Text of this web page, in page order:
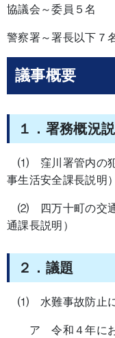
協議会～委員５名
警察署～署長以下７
議事概要
１．署務概況
⑴ 窪川署管内の犯
事生活安全課長説明）
⑵ 四万十町の交通
通課長説明）
２．議題
⑴ 水難事故防止に
ア 令和４年にお